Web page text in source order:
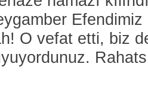
O vefat etti, biz